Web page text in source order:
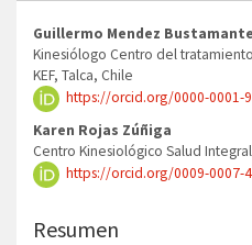
Contenido
principal
del
artículo
Guillermo Mendez Bustamante
Kinesiólogo Centro del
KEF, Talca, Chile
https://orcid.org/0000-0001-
Karen Rojas Zúñiga
Centro Kinesiológico Salud Integral
https://orcid.org/0009-0007-
Resumen